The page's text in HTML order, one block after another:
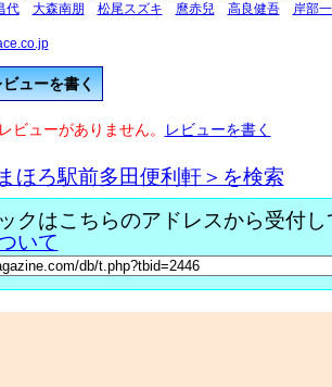
代 大森南朋 松尾スズキ 麿赤兒 高良健吾
岸部
ューを書く
ビューがありません。 レビューを書く
ほろ駅前多田便利軒＞を検索
クはこちらのアドレスから受付
いて